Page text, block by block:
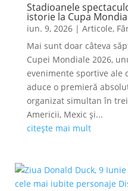
Stadioanele
istorie la Cupa
iun. 9, 2026| Articole,
Mai sunt doar câteva
Cupei Mondiale 2026,
evenimente sportive ale
aduce o premieră
organizat simultan în
Americii, Mexic și...
citește mai mult